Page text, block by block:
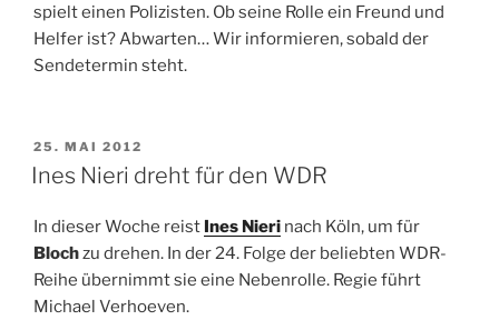
spielt einen Polizisten. Ob seine Rolle ein Freund und
Helfer ist? Abwarten… Wir informieren, sobald der
Sendetermin steht.
VERÖFFENTLICHT
AM
25. MAI 2012
Ines Nieri dreht für den WDR
In dieser Woche reist Ines Nieri nach Köln, um für
Blochzu drehen. In der 24. Folge der beliebten WDR-
Reihe übernimmt sie eine Nebenrolle. Regie führt
Michael Verhoeven.